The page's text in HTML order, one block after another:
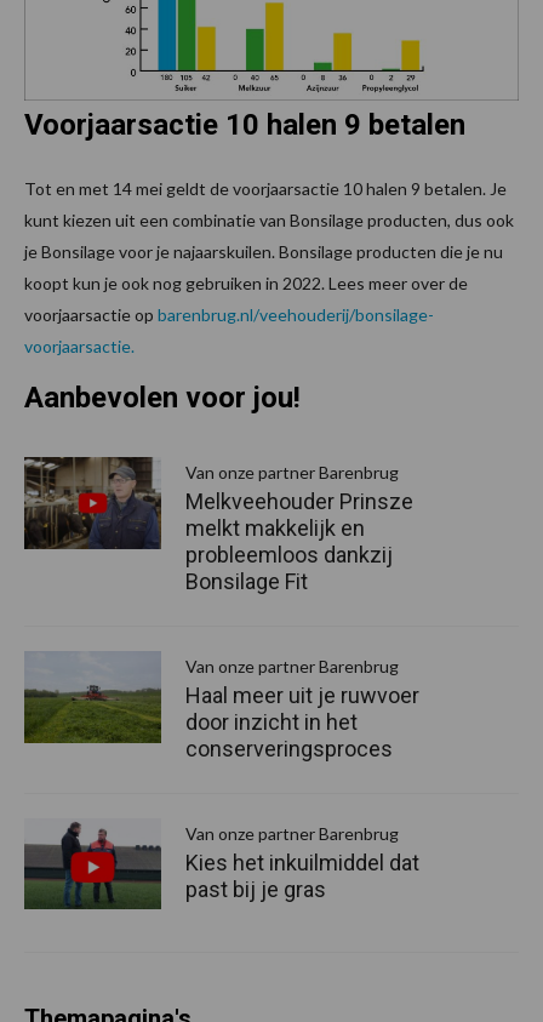
Voorjaarsactie 10 halen 9 betalen
Tot en met 14 mei geldt de voorjaarsactie 10 halen 9 betalen. Je
kunt kiezen uit een combinatie van Bonsilage producten, dus ook
je Bonsilage voor je najaarskuilen. Bonsilage producten die je nu
koopt kun je ook nog gebruiken in 2022. Lees meer over de
voorjaarsactie op barenbrug.nl/veehouderij/bonsilage-
voorjaarsactie.
Aanbevolen voor jou!
Van onze partner Barenbrug
Melkveehouder Prinsze
melkt makkelijk en
probleemloos dankzij
Bonsilage Fit
Van onze partner Barenbrug
Haal meer uit je ruwvoer
door inzicht in het
conserveringsproces
Van onze partner Barenbrug
Kies het inkuilmiddel dat
past bij je gras